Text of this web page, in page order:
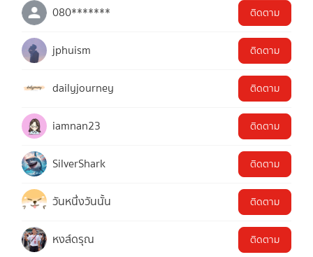
080******* ติดตาม
jphuism ติดตาม
dailyjourney ติดตาม
iamnan23 ติดตาม
SilverShark ติดตาม
วันหนึ่งวันนั้น ติดตาม
หงส์ดรุณ ติดตาม